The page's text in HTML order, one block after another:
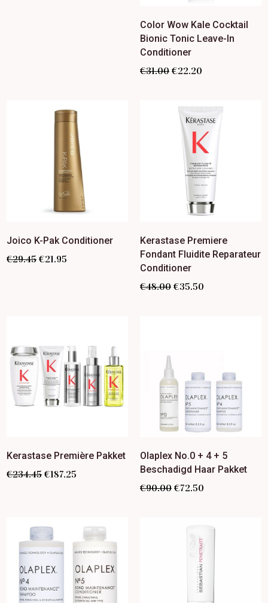
Color Wow Kale Cocktail
Bionic Tonic Leave-In
Conditioner
€31.00 €22.20
Joico K-Pak Conditioner
€29.45 €21.95
Kerastase Premiere
Fondant Fluidite Reparateur
Conditioner
€48.00 €35.50
Kerastase Première Pakket
€234.45 €187.25
Olaplex No.0 + 4 + 5
Beschadigd Haar Pakket
€90.00 €72.50